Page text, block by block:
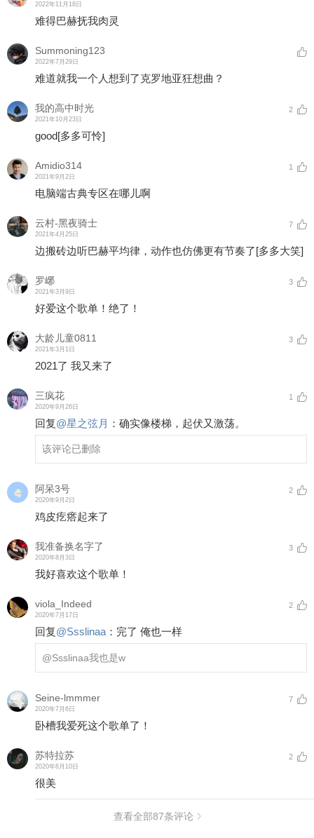
2022年11月18日
难得巴赫抚我肉灵
Summoning123
2022年7月29日
难道就我一个人想到了克罗地亚狂想曲？
我的高中时光
2021年10月23日
2
good[多多可怜]
Amidio314
2021年9月2日
1
电脑端古典专区在哪儿啊
云村-黑夜骑士
2021年4月25日
7
边搬砖边听巴赫平均律，动作也仿佛更有节奏了[多多大笑]
罗峫
2021年3月9日
3
好爱这个歌单！绝了！
大龄儿童0811
2021年3月1日
3
2021了 我又来了
三疯花
2020年9月26日
1
回复@星之弦月 ： 确实像楼梯，起伏又激荡。
该评论已删除
阿呆3号
2020年9月2日
2
鸡皮疙瘩起来了
我准备换名字了
2020年8月3日
3
我好喜欢这个歌单！
viola_Indeed
2020年7月17日
2
回复@Ssslinaa： 完了 俺也一样
@Ssslinaa我也是w
Seine-lmmmer
2020年7月6日
7
卧槽我爱死这个歌单了！
苏特拉苏
2020年6月10日
2
很美
查看全部87条评论